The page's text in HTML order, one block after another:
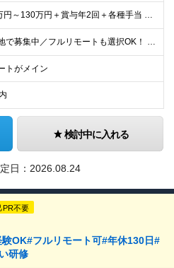
■月給35万円～130万円＋賞与年2回＋各種手当 ※システムエンジニアの経験をお持ちの方は月給41万円以上＋賞与年2回（108万円～）＋手当 ■単価（年収）アップのチャンスは最大年12回 ※残業代
★全国各地で募集中／フルリモートも選択OK！ ご自宅から通いやすい「全国のプロジェクト先」または「フルリモート・リモート」での勤務となります。 ※フルリモート勤務がメイン ※出社頻度：リモート・出社
トがメイン
検討中に入れる
日： 2026.08.24
PR不要
OK#フルリモート可#年休130日#
研修